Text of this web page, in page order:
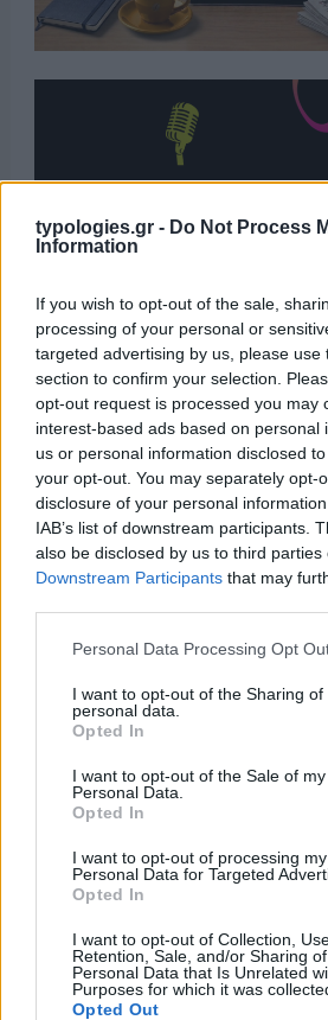
typologies.gr - Do Not Process
Information
If you wish to opt-out of the sale,
processing of your personal or
targeted advertising by us, please use
section to confirm your selection.
opt-out request is processed you may
interest-based ads based on personal
us or personal information disclosed
your opt-out. You may separately opt-
disclosure of your personal
IAB’s list of downstream participants.
also be disclosed by us to third parties
Downstream Participants that may
Please note that this website/app uses
not limited to your visit or usage
grant or deny consent to Google and
use your data for below specified
consent section.
Personal Data Processing Opt
I want to opt-out of the Sharing of
personal data.
Opted In
I want to opt-out of the Sale of my
Personal Data.
Opted In
I want to opt-out of processing my
Personal Data for Targeted
Opted In
I want to opt-out of Collection,
Retention, Sale, and/or Sharing
Personal Data that Is Unrelated
Purposes for which it was
Opted Out
Η ΣΤΗΛΗ ΜΑΣ
Οι άνθρωποι, οι αυθεντικές
το ελληνικό καλοκαίρι
πολιτισμός που μας ενώνει
ΟΣΑ
ΓΙΑ ΤΟ ΚΑΛΟΚΑΙΡΙ